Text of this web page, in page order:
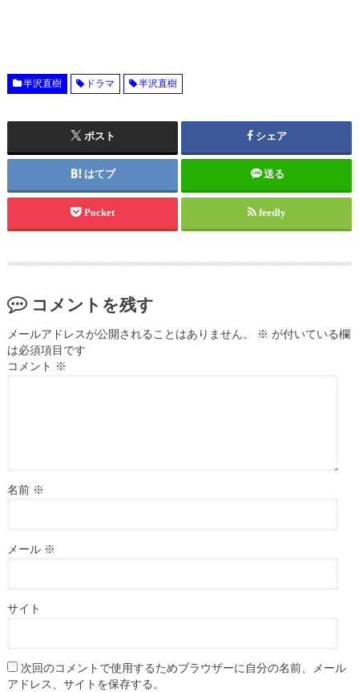
半沢直樹 ドラマ 半沢直樹
ポスト シェア
はてブ 送る
Pocket feedly
コメントを残す
メールアドレスが公開されることはありません。 ※ が付いている欄
は必須項目です
コメント ※
名前 ※
メール ※
サイト
次回のコメントで使用するためブラウザーに自分の名前、メール
アドレス、サイトを保存する。